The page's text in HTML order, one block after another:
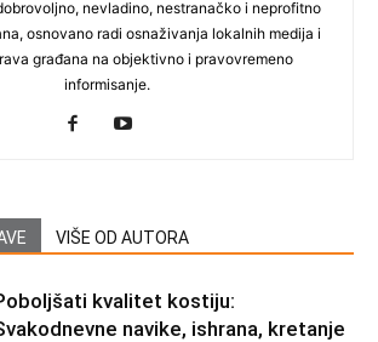
nevladino, nestranačko i neprofitno
osnovano radi osnaživanja lokalnih medija i
građana na objektivno i pravovremeno
informisanje.
VIŠE OD AUTORA
kvalitet kostiju:
navike, ishrana, kretanje